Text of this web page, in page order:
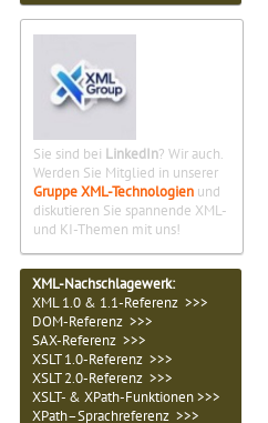
Sie sind bei LinkedIn? Wir auch.
Werden Sie Mitglied in unserer
Gruppe XML-Technologien und
diskutieren Sie spannende XML-
und KI-Themen mit uns!
XML-Nachschlagewerk:
XML 1.0 & 1.1-Referenz >>>
DOM-Referenz >>>
SAX-Referenz >>>
XSLT 1.0-Referenz >>>
XSLT 2.0-Referenz >>>
XSLT- & XPath-Funktionen >>>
XPath–Sprachreferenz >>>